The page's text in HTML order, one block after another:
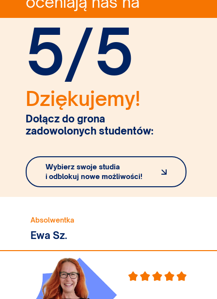
Absolwentka
Ewa Sz.
5/5
Dziękujemy!
Dołącz do grona
zadowolonych studentów:
Wybierz swoje studia
i odblokuj nowe możliwości!